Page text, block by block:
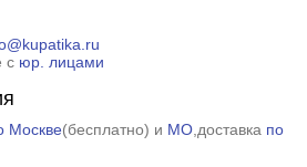
с юр. лицами
Москве(бесплатно) и МО,доставка по